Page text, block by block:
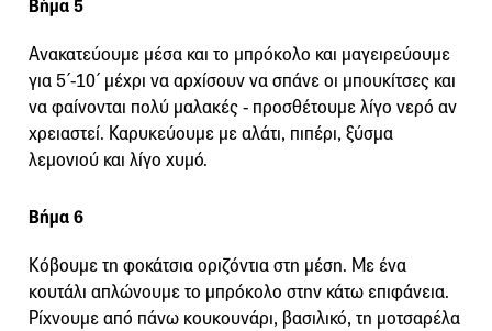
Βήμα 5
Ανακατεύουμε μέσα και το μπρόκολο και μαγειρεύουμε
για 5΄-10΄ μέχρι να αρχίσουν να σπάνε οι μπουκίτσες και
να φαίνονται πολύ μαλακές - προσθέτουμε λίγο νερό αν
χρειαστεί. Καρυκεύουμε με αλάτι, πιπέρι, ξύσμα
λεμονιού και λίγο χυμό.
Βήμα 6
Κόβουμε τη φοκάτσια οριζόντια στη μέση. Με ένα
κουτάλι απλώνουμε το μπρόκολο στην κάτω επιφάνεια.
Ρίχνουμε από πάνω κουκουνάρι, βασιλικό, τη μοτσαρέλα